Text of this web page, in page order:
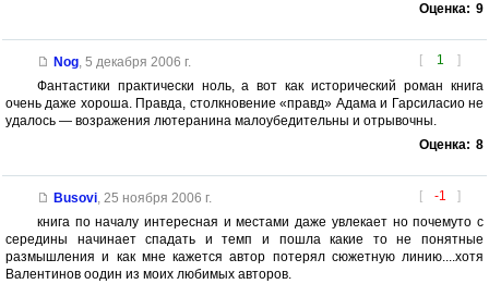
Оценка: 9
[ 1 ]
Nog, 5 декабря 2006 г.
Фантастики практически ноль, а вот как исторический роман книга
очень даже хороша. Правда, столкновение «правд» Адама и Гарсиласио не
удалось — возражения лютеранина малоубедительны и отрывочны.
Оценка: 8
[ -1 ]
Busovi, 25 ноября 2006 г.
книга по началу интересная и местами даже увлекает но почемуто с
середины начинает спадать и темп и пошла какие то не понятные
размышления и как мне кажется автор потерял сюжетную линию....хотя
Валентинов оодин из моих любимых авторов.